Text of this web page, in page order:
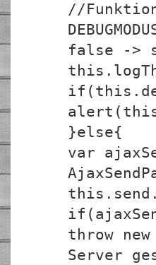
//
false ->
}else{
var
throw
Server